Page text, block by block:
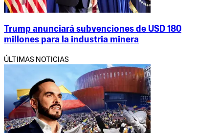
Trump anunciará subvenciones de USD 180
millones para la industria minera
ÚLTIMAS NOTICIAS